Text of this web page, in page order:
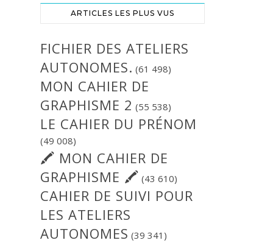
ARTICLES LES PLUS VUS
FICHIER DES ATELIERS
AUTONOMES. (61 498)
MON CAHIER DE
GRAPHISME 2 (55 538)
LE CAHIER DU PRÉNOM
(49 008)
🖍 MON CAHIER DE
GRAPHISME 🖍 (43 610)
CAHIER DE SUIVI POUR
LES ATELIERS
AUTONOMES (39 341)